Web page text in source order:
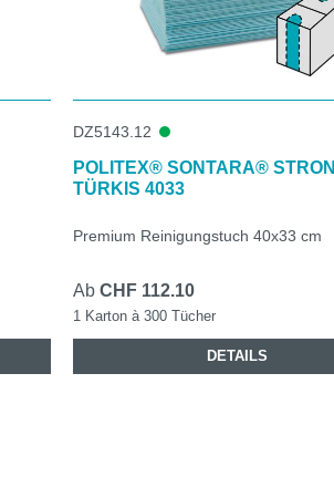
DZ5143.12
POLITEX® SONTARA®
TÜRKIS 4033
Premium Reinigungstuch 40x33 cm
Ab CHF 112.10
1 Karton à 300 Tücher
DETAILS